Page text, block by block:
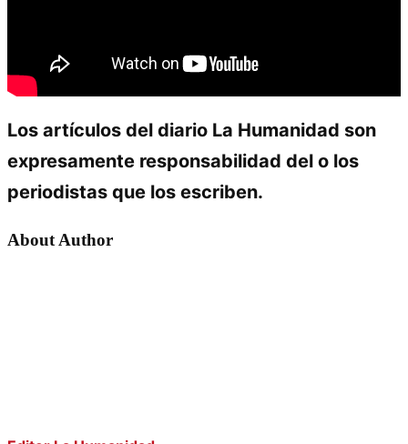
Los artículos del diario La Humanidad son
expresamente responsabilidad del o los
periodistas que los escriben.
About Author